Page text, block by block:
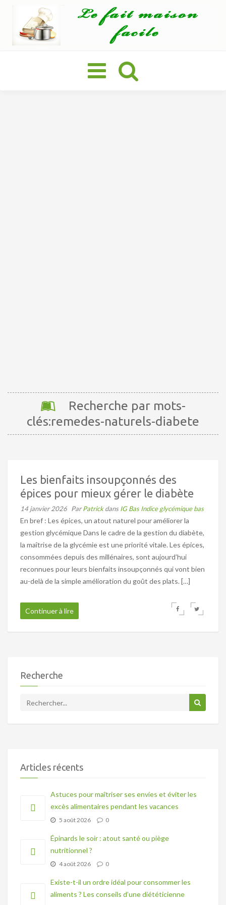
Basculer
la
navigation
Recherche par mots-
clés:remedes-naturels-diabete
Les bienfaits insoupçonnés des
épices pour mieux gérer le diabète
14 janvier 2026 ParPatrickdans IG Bas Indice glycémique bas
En bref : Les épices, un atout naturel pour améliorer la
gestion glycémique Dans le cadre de la gestion du diabète,
la maîtrise de la glycémie est une priorité vitale. Les épices,
consommées depuis des millénaires, sont aujourd’hui
reconnues pour leurs bienfaits insoupçonnés qui vont bien
au-delà de la simple amélioration du goût des plats. […]
Continuer à lire
Recherche
Articles récents
Astuces pour maîtriser ses envies et éviter les
excès alimentaires pendant les vacances
5 août 2026 0
Épinards le soir : atout santé ou piège
nutritionnel ?
4 août 2026 0
Existe-t-il un ordre idéal pour consommer les
aliments ? Les conseils d’une diététicienne